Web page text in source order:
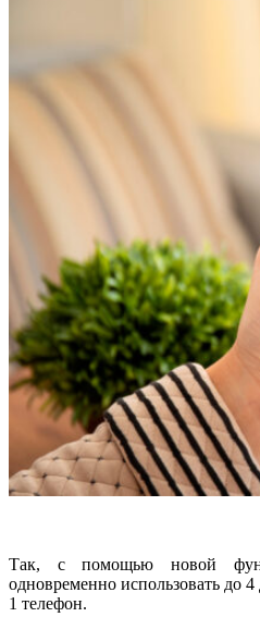
Так, с помощью новой
одновременно использовать до
1 телефон.